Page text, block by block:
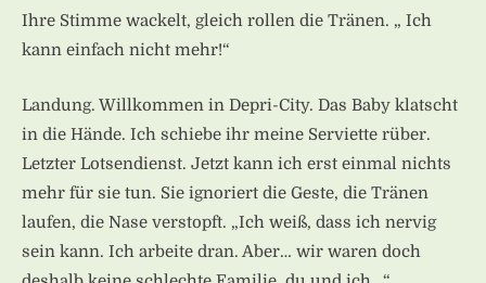
Ihre Stimme wackelt, gleich rollen die Tränen. „ Ich
kann einfach nicht mehr!“
Landung. Willkommen in Depri-City. Das Baby klatscht
in die Hände. Ich schiebe ihr meine Serviette rüber.
Letzter Lotsendienst. Jetzt kann ich erst einmal nichts
mehr für sie tun. Sie ignoriert die Geste, die Tränen
laufen, die Nase verstopft. „Ich weiß, dass ich nervig
sein kann. Ich arbeite dran. Aber… wir waren doch